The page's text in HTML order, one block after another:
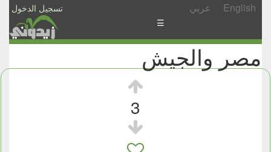
تسجيل الدخول عربي English
الأخبار
الأسئلة
☰
مصر والجيش
3